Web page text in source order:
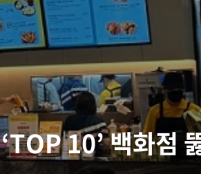
10’ 백화점